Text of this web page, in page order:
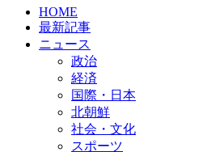
HOME
最新記事
ニュース
政治
経済
国際・日本
北朝鮮
社会・文化
スポーツ